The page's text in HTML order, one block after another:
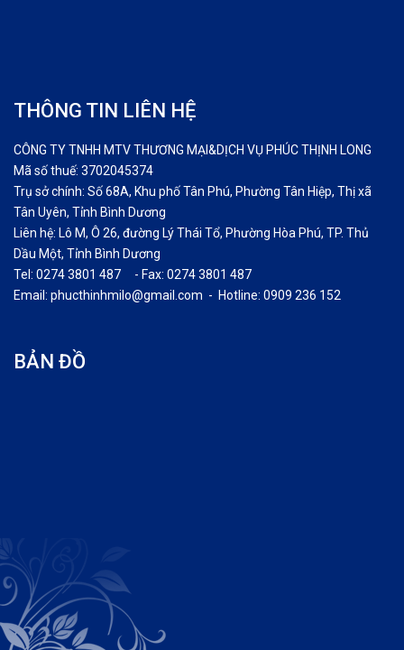
THÔNG TIN LIÊN HỆ
CÔNG TY TNHH MTV THƯƠNG MẠI&DỊCH VỤ PHÚC THỊNH LONG
Mã số thuế: 3702045374
Trụ sở chính: Số 68A, Khu phố Tân Phú, Phường Tân Hiệp, Thị xã
Tân Uyên, Tỉnh Bình Dương
Liên hệ: Lô M, Ô 26, đường Lý Thái Tổ, Phường Hòa Phú, TP. Thủ
Dầu Một, Tỉnh Bình Dương
Tel: 0274 3801 487 - Fax: 0274 3801 487
Email: phucthinhmilo@gmail.com - Hotline: 0909 236 152
BẢN ĐỒ